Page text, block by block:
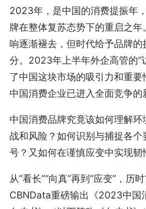
2023年，是中国的消费提振年
牌在整体复苏态势下的重启之年
响逐渐褪去，但时代给予品牌
分。2023年上半年外企高管的“
了中国这块市场的吸引力和重
中国消费企业已进入全面竞争的
中国消费品牌究竟该如何理解
战和风险？如何识别与捕捉各
号？又如何在谨慎应变中实现韧
从“看长”“向真”再到“应变”，历
CBNData重磅输出《2023中国